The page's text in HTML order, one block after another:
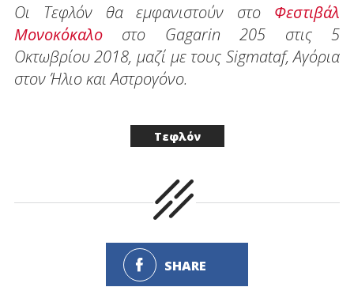
Οι Tεφλόν θα εμφανιστούν στο Φεστιβάλ
Μονοκόκαλοστο Gagarin 205 στις 5
Οκτωβρίου 2018, μαζί με τους Sigmataf, Αγόρια
στον Ήλιο και Αστρογόνο.
Τεφλόν
SHARE